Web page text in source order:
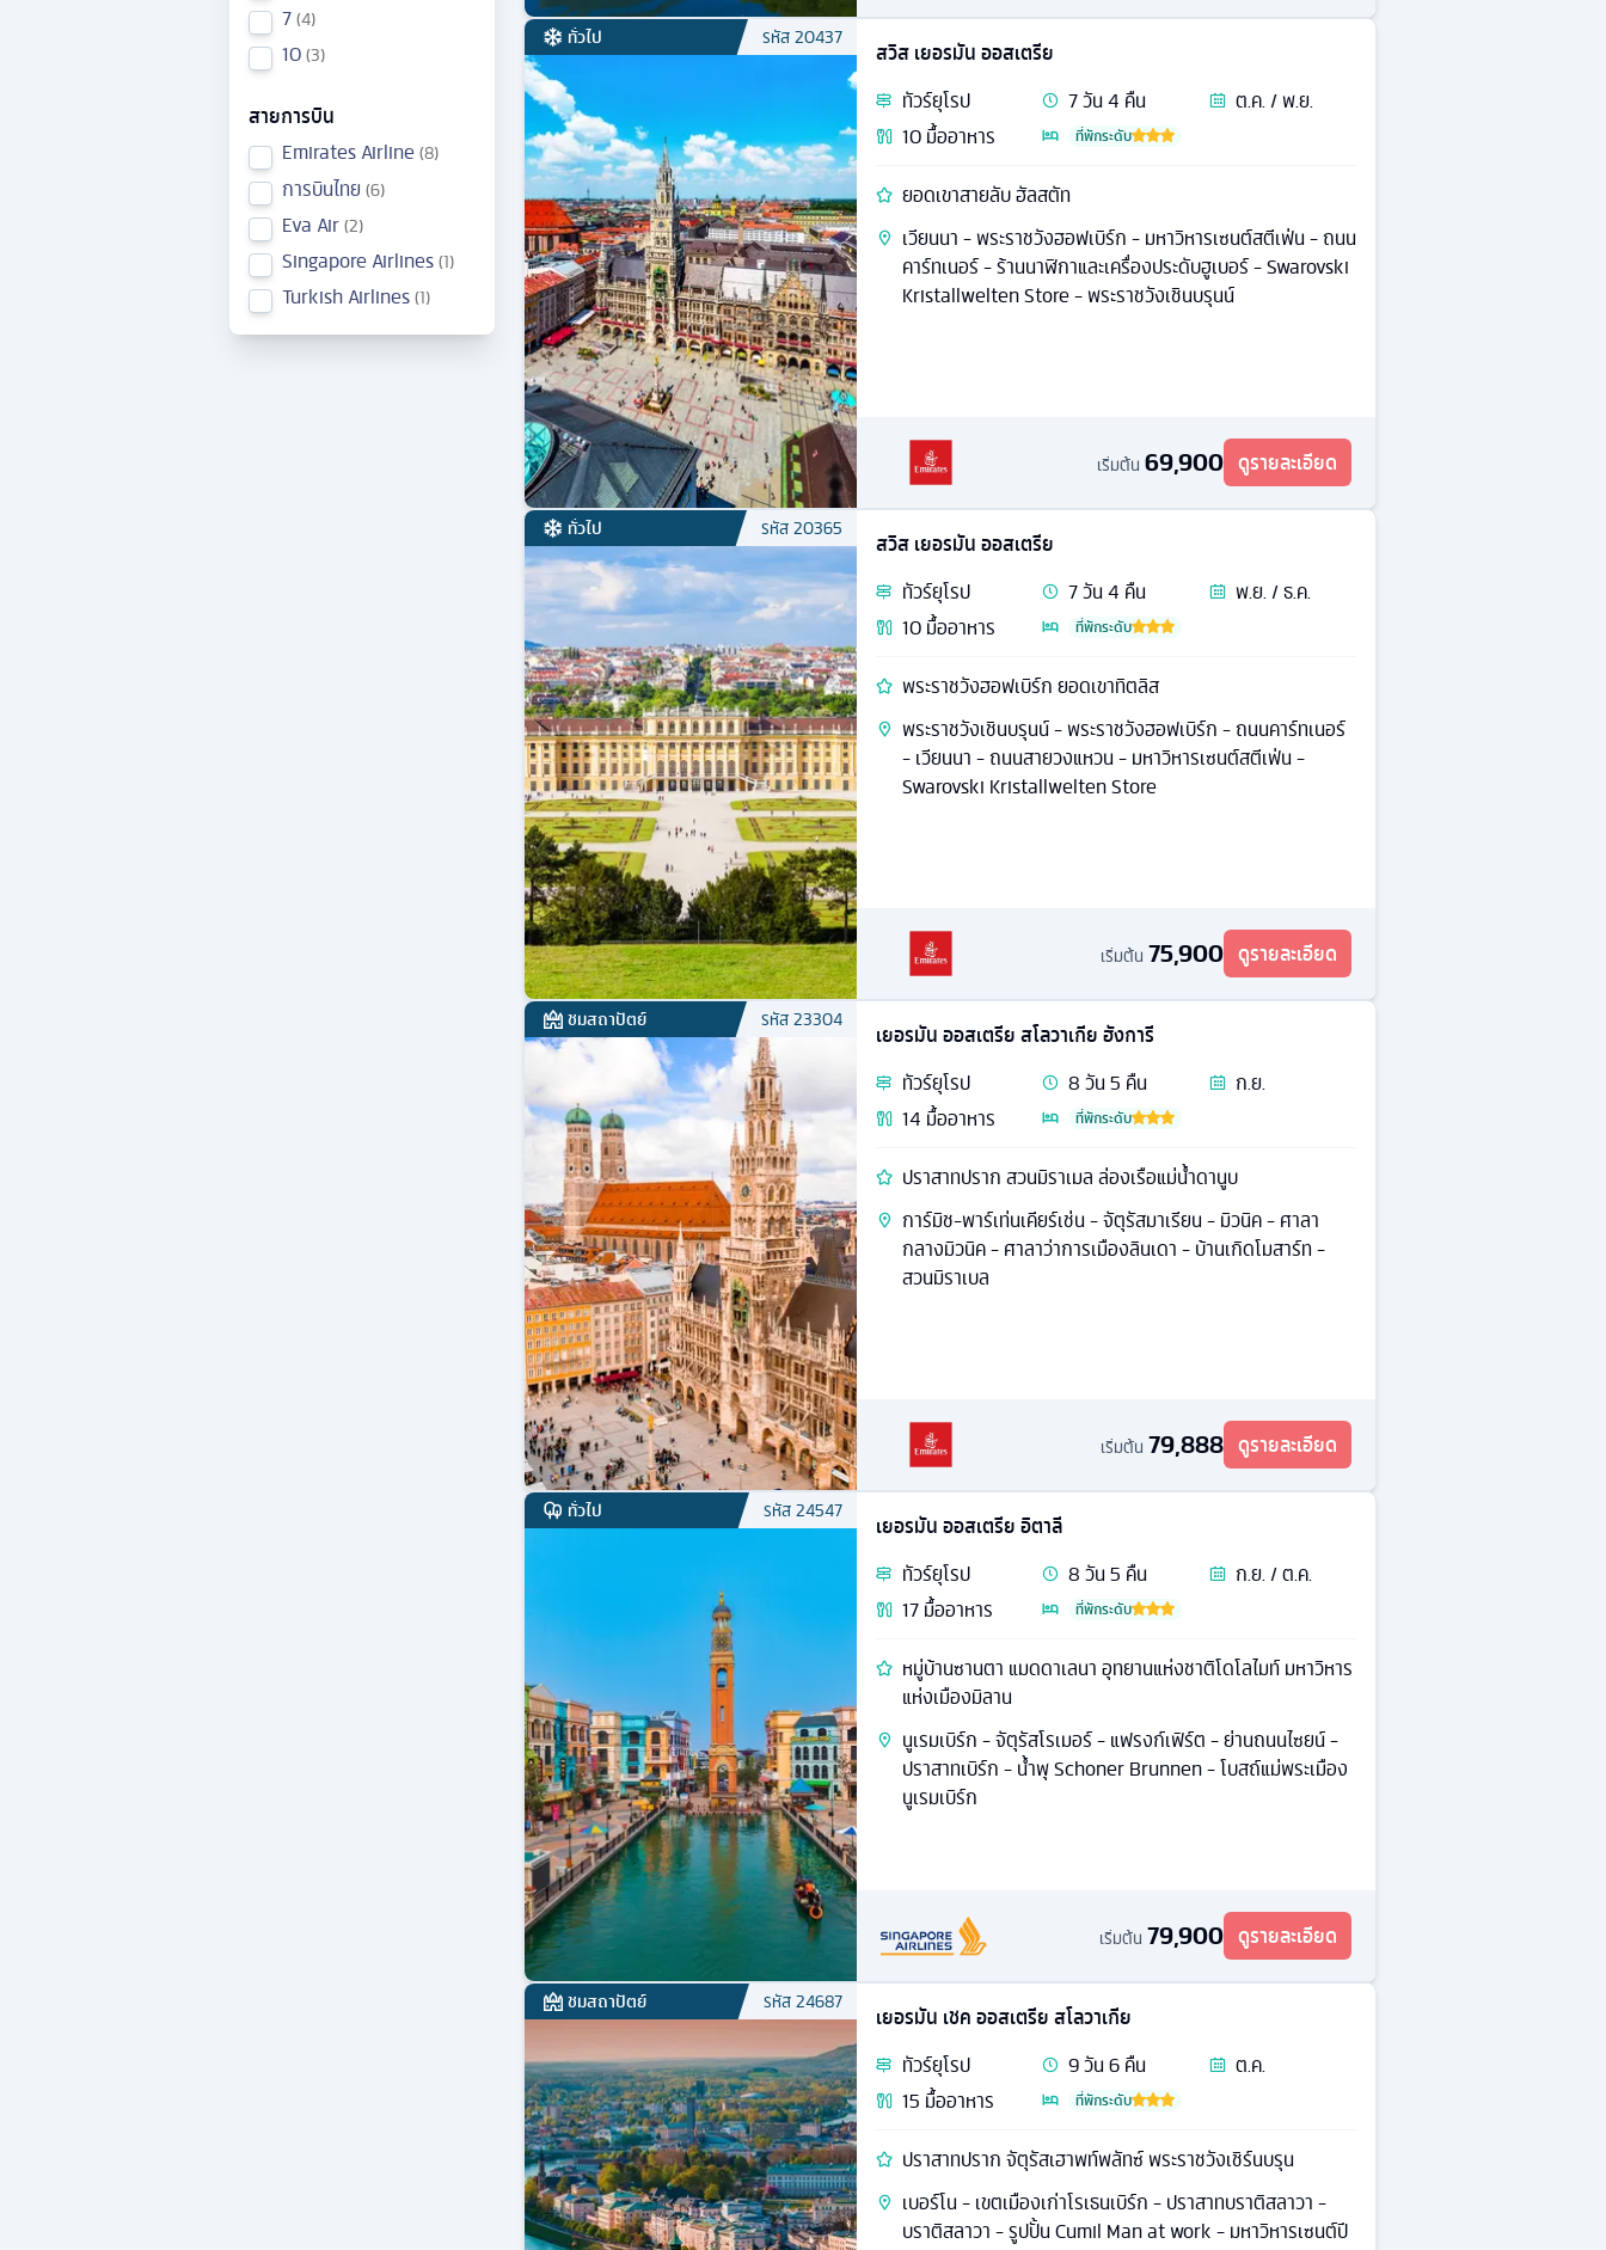
7 4
10 3
สายการบิน
Emirates Airline 8
การบินไทย 6
Eva Air 2
Singapore Airlines 1
Turkish Airlines 1
ทั่วไป รหัส20437
สวิส เยอรมัน ออสเตรีย
ทัวร์ยุโรป 7วัน4 คืน
ต.ค. / พ.ย.
10มื้ออาหาร ที่พักระดับ
ยอดเขาสายลับ ฮัลสตัท
เวียนนา - พระราชวังฮอฟเบิร์ก - มหาวิหารเซนต์สตีเฟ่น - ถนน
คาร์ทเนอร์ - ร้านนาฬิกาและเครื่องประดับฮูเบอร์ - Swarovski
Kristallwelten Store - พระราชวังเชินบรุนน์
เริ่มต้น 69,900 ดูรายละเอียด
ทั่วไป รหัส20365
สวิส เยอรมัน ออสเตรีย
ทัวร์ยุโรป 7วัน4 คืน
พ.ย. / ธ.ค.
10มื้ออาหาร ที่พักระดับ
พระราชวังฮอฟเบิร์ก ยอดเขาทิตลิส
พระราชวังเชินบรุนน์ - พระราชวังฮอฟเบิร์ก - ถนนคาร์ทเนอร์
- เวียนนา - ถนนสายวงแหวน - มหาวิหารเซนต์สตีเฟ่น -
Swarovski Kristallwelten Store
เริ่มต้น 75,900 ดูรายละเอียด
ชมสถาปัตย์ รหัส23304
เยอรมัน ออสเตรีย สโลวาเกีย ฮังการี
ทัวร์ยุโรป 8วัน5 คืน
ก.ย.
14 มื้ออาหาร ที่พักระดับ
ปราสาทปราก สวนมิราเมล ล่องเรือแม่น้ำดานูบ
การ์มิช-พาร์เท่นเคียร์เช่น - จัตุรัสมาเรียน - มิวนิค - ศาลา
กลางมิวนิค - ศาลาว่าการเมืองลินเดา - บ้านเกิดโมสาร์ท -
สวนมิราเบล
เริ่มต้น 79,888 ดูรายละเอียด
ทั่วไป รหัส24547
เยอรมัน ออสเตรีย อิตาลี
ทัวร์ยุโรป 8วัน5 คืน
ก.ย. / ต.ค.
17มื้ออาหาร ที่พักระดับ
หมู่บ้านซานตา แมดดาเลนา อุทยานแห่งชาติโดโลไมท์ มหาวิหาร
แห่งเมืองมิลาน
นูเรมเบิร์ก - จัตุรัสโรเมอร์ - แฟรงก์เฟิร์ต - ย่านถนนไซยน์ -
ปราสาทเบิร์ก - น้ำพุ Schoner Brunnen - โบสถ์แม่พระเมือง
นูเรมเบิร์ก
เริ่มต้น 79,900 ดูรายละเอียด
ชมสถาปัตย์ รหัส24687
เยอรมัน เชค ออสเตรีย สโลวาเกีย
ทัวร์ยุโรป 9วัน6คืน
ต.ค.
15 มื้ออาหาร ที่พักระดับ
ปราสาทปราก จัตุรัสเฮาพท์พลัทซ์ พระราชวังเชิร์นบรุน
เบอร์โน - เขตเมืองเก่าโรเธนเบิร์ก - ปราสาทบราติสลาวา -
บราติสลาวา - รูปปั้น Cumil Man at work - มหาวิหารเซนต์ปี